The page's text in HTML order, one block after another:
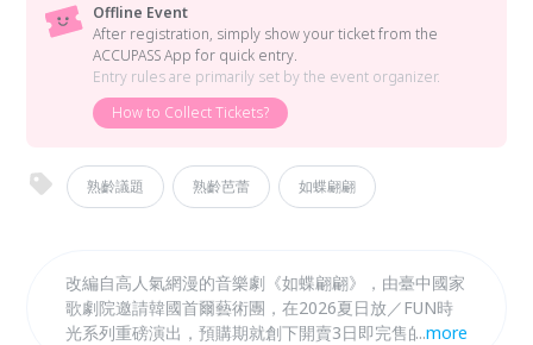
Offline Event
After registration, simply show your ticket from the
ACCUPASS App for quick entry.
Entry rules are primarily set by the event organizer.
How to Collect Tickets?
熟齡議題 熟齡芭蕾 如蝶翩翩
改編自高人氣網漫的音樂劇《如蝶翩翩》，由臺中國家
歌劇院邀請韓國首爾藝術團，在2026夏日放／FUN時
光系列重磅演出，預購期就創下開賣3日即完售的驚人
...more